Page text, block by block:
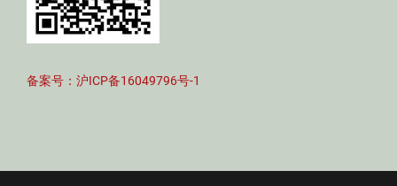
备案号：沪ICP备16049796号-1